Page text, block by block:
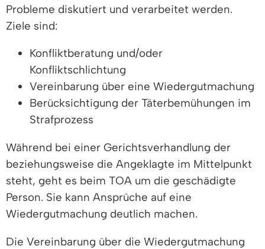
Probleme diskutiert und verarbeitet werden.
Ziele sind:
Konfliktberatung und/oder
Konfliktschlichtung
Vereinbarung über eine Wiedergutmachung
Berücksichtigung der Täterbemühungen im
Strafprozess
Während bei einer Gerichtsverhandlung der
beziehungsweise die Angeklagte im Mittelpunkt
steht, geht es beim TOA um die geschädigte
Person. Sie kann Ansprüche auf eine
Wiedergutmachung deutlich machen.
Die Vereinbarung über die Wiedergutmachung